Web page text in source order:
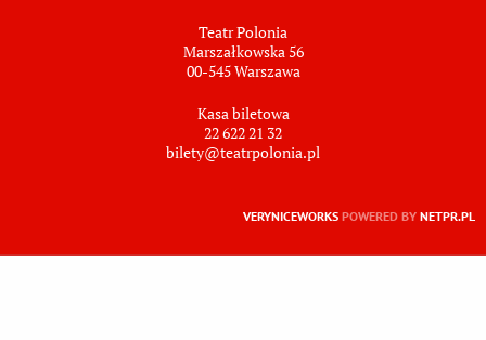
Teatr Polonia
Marszałkowska 56
00-545 Warszawa
Kasa biletowa
22 622 21 32
bilety@teatrpolonia.pl
VERYNICEWORKS POWERED BY NETPR.PL